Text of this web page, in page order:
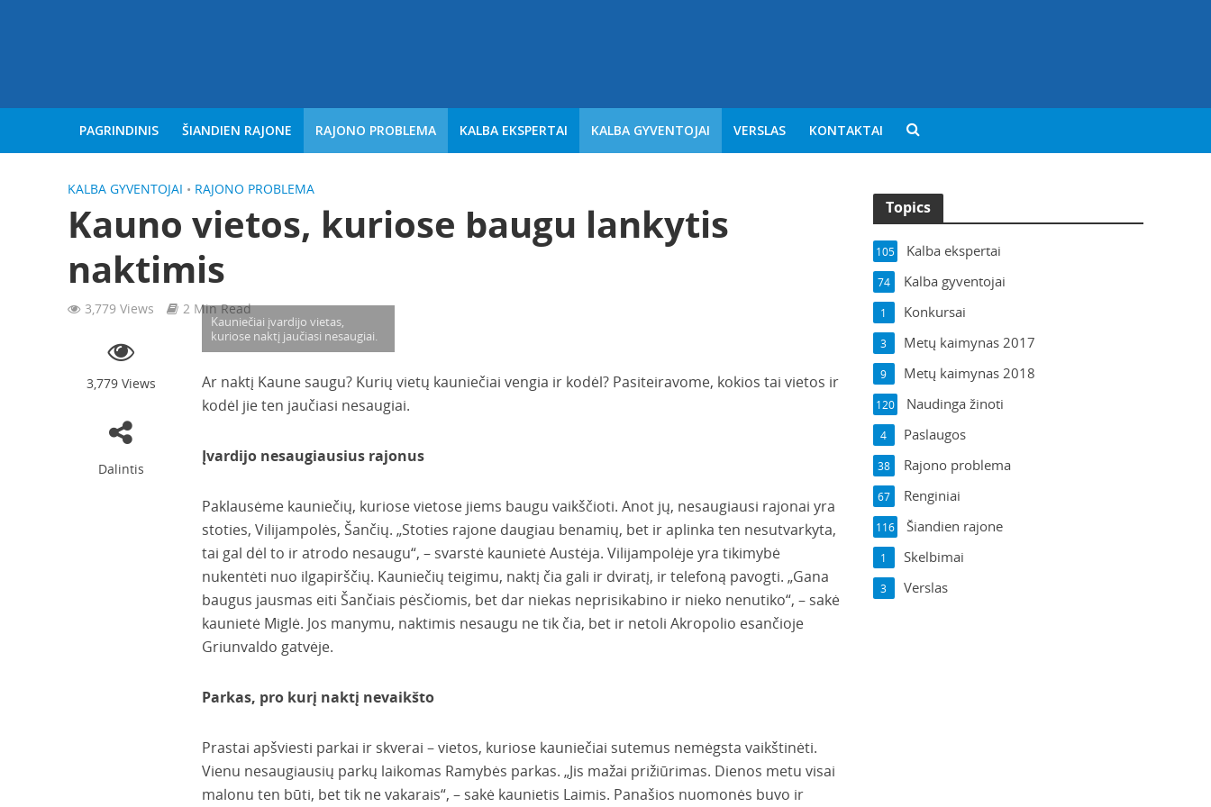
PAGRINDINIS ŠIANDIEN RAJONE RAJONO PROBLEMA KALBA EKSPERTAI KALBA GYVENTOJAI VERSLAS KONTAKTAI
KALBA GYVENTOJAI • RAJONO PROBLEMA
Kauno vietos, kuriose baugu lankytis
naktimis
3,779 Views 2 Min Read
3,779 Views
Dalintis
Kauniečiai įvardijo vietas,
kuriose naktį jaučiasi nesaugiai.
Ar naktį Kaune saugu? Kurių vietų kauniečiai vengia ir kodėl? Pasiteiravome, kokios tai vietos ir
kodėl jie ten jaučiasi nesaugiai.
Įvardijo nesaugiausius rajonus
Paklausėme kauniečių, kuriose vietose jiems baugu vaikščioti. Anot jų, nesaugiausi rajonai yra
stoties, Vilijampolės, Šančių. „Stoties rajone daugiau benamių, bet ir aplinka ten nesutvarkyta,
tai gal dėl to ir atrodo nesaugu“, – svarstė kaunietė Austėja. Vilijampolėje yra tikimybė
nukentėti nuo ilgapirščių. Kauniečių teigimu, naktį čia gali ir dviratį, ir telefoną pavogti. „Gana
baugus jausmas eiti Šančiais pėsčiomis, bet dar niekas neprisikabino ir nieko nenutiko“, – sakė
kaunietė Miglė. Jos manymu, naktimis nesaugu ne tik čia, bet ir netoli Akropolio esančioje
Griunvaldo gatvėje.
Parkas, pro kurį naktį nevaikšto
Prastai apšviesti parkai ir skverai – vietos, kuriose kauniečiai sutemus nemėgsta vaikštinėti.
Vienu nesaugiausių parkų laikomas Ramybės parkas. „Jis mažai prižiūrimas. Dienos metu visai
malonu ten būti, bet tik ne vakarais“, – sakė kaunietis Laimis. Panašios nuomonės buvo ir
Topics
Kalba ekspertai
105
Kalba gyventojai
74
Konkursai
1
Metų kaimynas 2017
3
Metų kaimynas 2018
9
Naudinga žinoti
120
Paslaugos
4
Rajono problema
38
Renginiai
67
Šiandien rajone
116
Skelbimai
1
Verslas
3